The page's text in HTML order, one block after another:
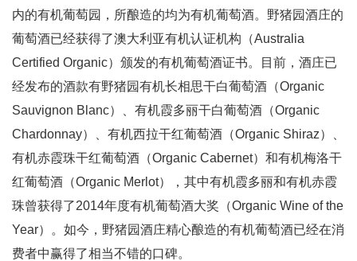
内的有机葡萄园，所酿造的均为有机葡萄酒。野猪园酒庄的
葡萄酒已经获得了澳大利亚有机认证机构（Australia
Certified Organic）颁发的有机葡萄酒证书。目前，酒庄已
经发布的酒款有野猪园有机长相思干白葡萄酒（Organic
Sauvignon Blanc）、有机霞多丽干白葡萄酒（Organic
Chardonnay）、有机西拉干红葡萄酒（Organic Shiraz）、
有机赤霞珠干红葡萄酒（Organic Cabernet）和有机梅洛干
红葡萄酒（Organic Merlot），其中有机霞多丽和有机赤霞
珠曾获得了2014年度有机葡萄酒大奖（Organic Wine of the
Year）。如今，野猪园酒庄精心酿造的有机葡萄酒已经在消
费者中赢得了相当不错的口碑。